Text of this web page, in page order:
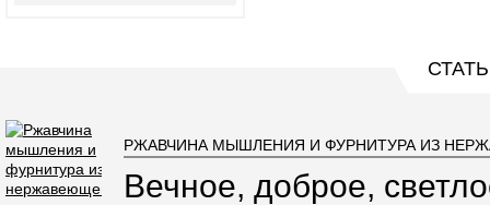
РЖАВЧИНА МЫШЛЕНИЯ И ФУРНИТУРА ИЗ
Вечное, доброе,